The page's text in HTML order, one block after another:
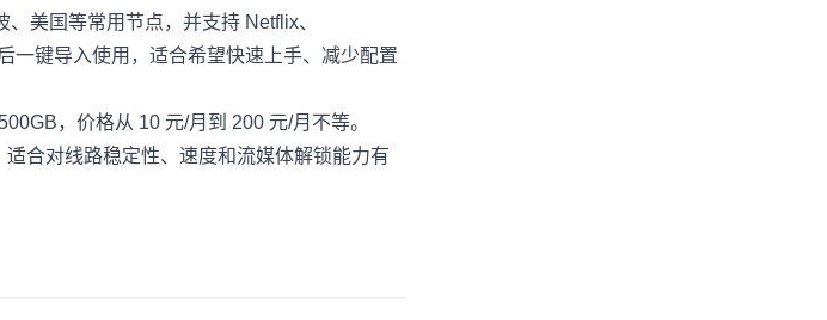
美国等常用节点，并支持 Netflix、
一键导入使用，适合希望快速上手、减少配置
，价格从 10 元/月到 200 元/月不等。
合对线路稳定性、速度和流媒体解锁能力有